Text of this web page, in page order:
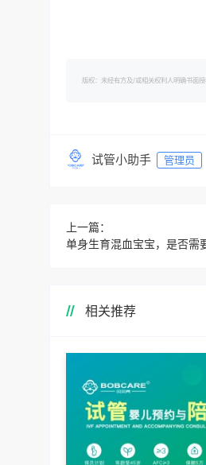
版权：未经有方及/或相关权利人明确书面
试管小助手 管理员
上一篇：
单身生育混血宝宝，是否需
相关推荐